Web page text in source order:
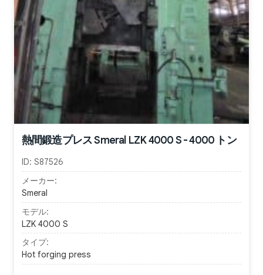
熱間鍛造プレス Smeral LZK 4000 S - 4000 トン
ID: S87526
メーカー:
Smeral
モデル:
LZK 4000 S
タイプ:
Hot forging press